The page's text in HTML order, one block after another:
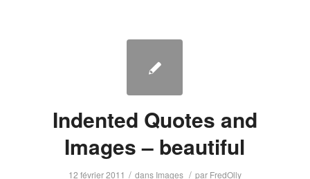
Indented Quotes and
Images – beautiful
12 février 2011 / dans Images / par FredOlly